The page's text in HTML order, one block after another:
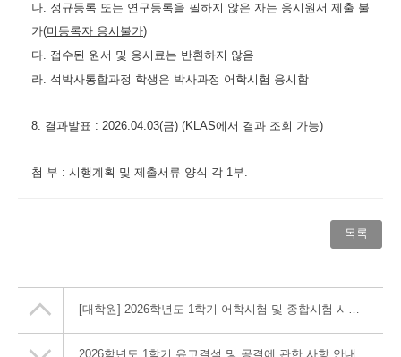
나. 정규등록 또는 연구등록을 필하지 않은 자는 응시원서 제출 불
가(미등록자 응시불가)
다. 접수된 원서 및 응시료는 반환하지 않음
라. 석박사통합과정 학생은 박사과정 어학시험 응시함
8. 결과발표 : 2026.04.03(금) (KLAS에서 결과 조회 가능)
첨 부 : 시행계획 및 제출서류 양식 각 1부.
목록
[대학원] 2026학년도 1학기 어학시험 및 종합시험 시행 공고
2026학년도 1학기 유고결석 및 공결에 관한 사항 안내